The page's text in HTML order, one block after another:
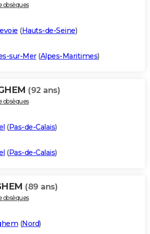
obsèques
(Hauts-de-Seine)
sur-Mer(Alpes-Maritimes)
(92 ans)
obsèques
(Pas-de-Calais)
(Pas-de-Calais)
(89 ans)
obsèques
(Nord)